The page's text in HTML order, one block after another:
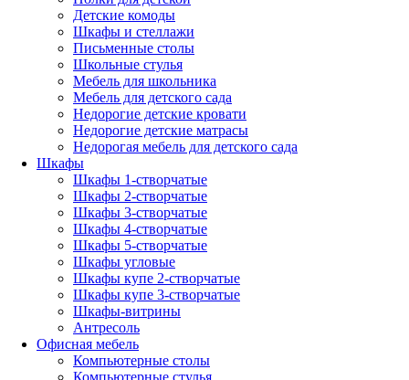
Детские комоды
Шкафы и стеллажи
Письменные столы
Школьные стулья
Мебель для школьника
Мебель для детского сада
Недорогие детские кровати
Недорогие детские матрасы
Недорогая мебель для детского сада
Шкафы
Шкафы 1-створчатые
Шкафы 2-створчатые
Шкафы 3-створчатые
Шкафы 4-створчатые
Шкафы 5-створчатые
Шкафы угловые
Шкафы купе 2-створчатые
Шкафы купе 3-створчатые
Шкафы-витрины
Антресоль
Офисная мебель
Компьютерные столы
Компьютерные стулья